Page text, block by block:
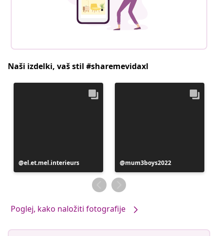
Naši izdelki, vaš stil #sharemevidaxl
Objavo
je
el.et.mel.interieurs
Objavo
je
objavil
mum3boys2022
Poglej, kako naložiti fotografije